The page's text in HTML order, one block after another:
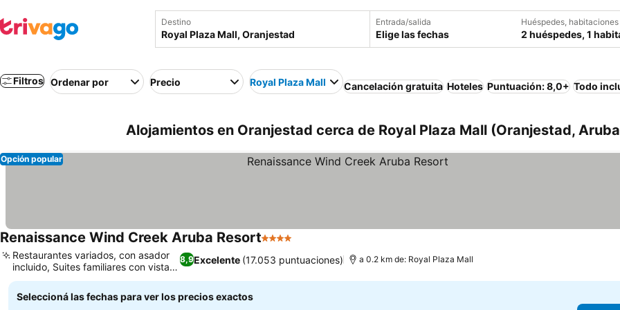
Destino Entrada/salida
Elige las fechas
Huéspedes, habitaciones
2 huéspedes, 1
Filtros Ordenar por Precio Royal Plaza Mall Cancelación gratuita Hoteles Puntuación: 8,0+ Todo
Alojamientos en Oranjestad cerca de Royal Plaza Mall (Oranjestad,
Opción popular
Renaissance Wind Creek Aruba Resort4 Estrellas
8,9Excelente (17.053 puntuaciones)
Restaurantes variados, con asador
incluido, Suites familiares con vistas
al mar
a 0.2 km de: Royal Plaza Mall
Seleccioná las fechas para ver los precios exactos